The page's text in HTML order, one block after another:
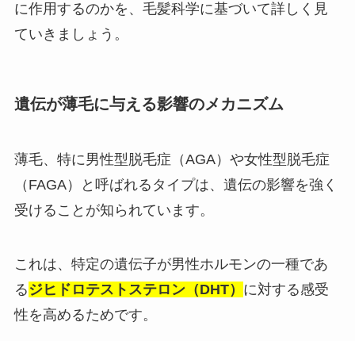
に作用するのかを、毛髪科学に基づいて詳しく見
ていきましょう。
遺伝が薄毛に与える影響のメカニズム
薄毛、特に男性型脱毛症（AGA）や女性型脱毛症
（FAGA）と呼ばれるタイプは、遺伝の影響を強く
受けることが知られています。
これは、特定の遺伝子が男性ホルモンの一種であ
る ジヒドロテストステロン（DHT） に対する感受
性を高めるためです。